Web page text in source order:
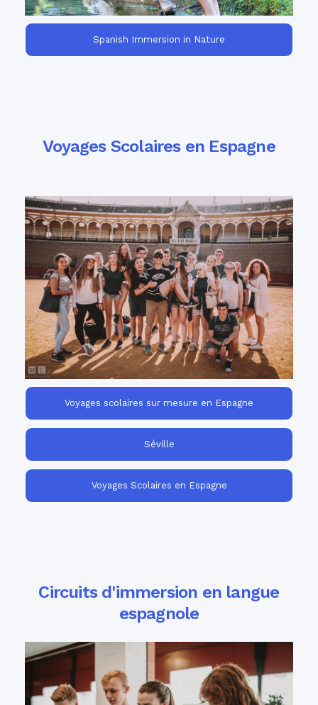
Spanish Immersion in Nature
Voyages Scolaires en Espagne
Excursions éducatives passionnantes en
Espagne
. Emmenez vos élèves de collège et
de lycée en Espagne et permettez-leur de
découvrir les riches et vibrantes histoire et
culture espagnoles !
Voyages scolaires sur mesure en Espagne
Séville
Voyages Scolaires en Espagne
Circuits d'immersion en langue
espagnole